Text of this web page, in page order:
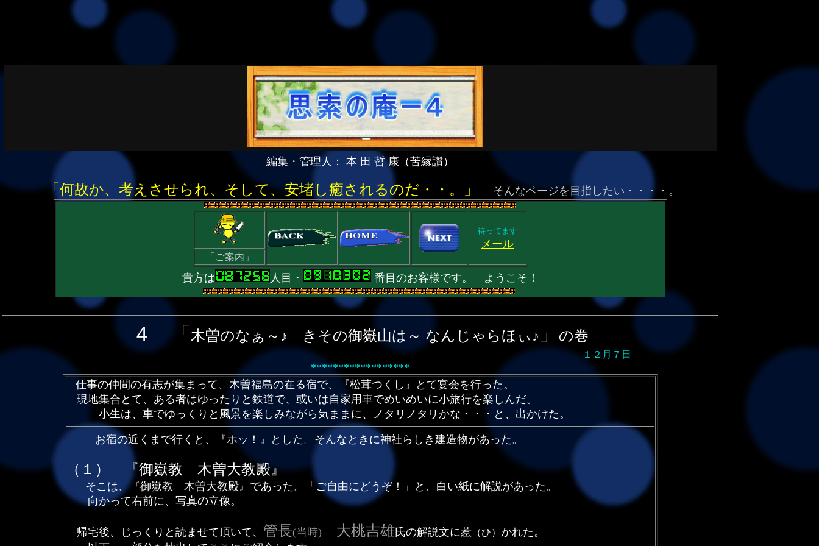
編集・管理人： 本 田 哲 康（苦縁讃）
「何故か、考えさせられ、そして、安堵し癒されるのだ・・。」 そんなページを目指したい・・・・。
待ってます
メール
「ご案内」
貴方は 人目・ 番目のお客様です。 ようこそ！
４ 「 木曽のなぁ～♪ きその御嶽山は～ なんじゃらほぃ♪ 」 の巻
１２月７日
******************
仕事の仲間の有志が集まって、木曽福島の在る宿で、『松茸つくし』とて宴会を行った。
現地集合とて、ある者はゆったりと鉄道で、或いは自家用車でめいめいに小旅行を楽しんだ。
小生は、車でゆっくりと風景を楽しみながら気ままに、ノタリノタリかな・・・と、出かけた。
お宿の近くまで行くと、『ホッ！』とした。そんなときに神社らしき建造物があった。
（１） 『御嶽教 木曽大教殿』
そこは、『御嶽教 木曽大教殿』であった。「ご自由にどうぞ！」と、白い紙に解説があった。
向かって右前に、写真の立像。
帰宅後、じっくりと読ませて頂いて、 管長(当時) 大桃吉雄氏の解説文に惹 （ひ） かれた。